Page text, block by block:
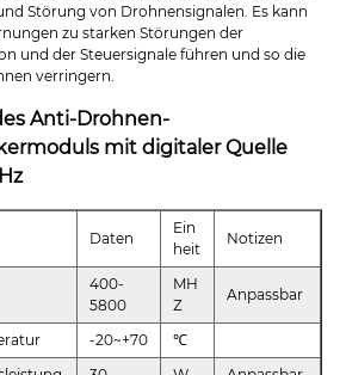
Störung von Drohnensignalen. Es kann
zu starken Störungen der
und der Steuersignale führen und so die
verringern.
Anti-Drohnen-
mit digitaler Quelle
Daten
Ein
heit
Notizen
400-
5800
MH
Z
Anpassbar
-20~+70
℃